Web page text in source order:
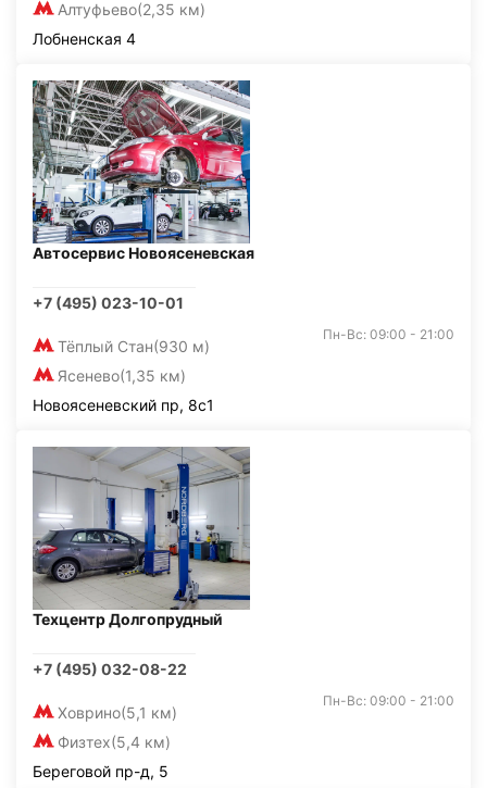
Алтуфьево(2,35 км)
Лобненская 4
Автосервис Новоясеневская
+7 (495) 023-10-01
Тёплый Стан(930 м)
Ясенево(1,35 км)
Пн-Вс: 09:00 - 21:00
Новоясеневский пр, 8с1
Техцентр Долгопрудный
+7 (495) 032-08-22
Ховрино(5,1 км)
Физтех(5,4 км)
Пн-Вс: 09:00 - 21:00
Береговой пр-д, 5